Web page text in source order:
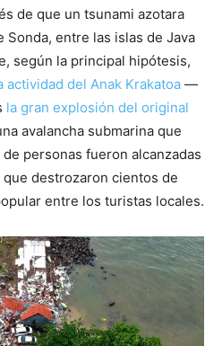
de que un tsunami azotara
Sonda, entre las islas de Java
según la principal hipótesis,
actividad del Anak Krakatoa —
la gran explosión del original
avalancha submarina que
personas fueron alcanzadas
destrozaron cientos de
entre los turistas locales.